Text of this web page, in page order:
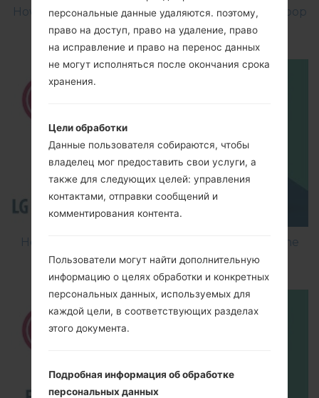
How to Factory Reset through menu on LG Joypop
KH3900?
How to Flash Stock Firmware on LG Smartphone
using LG Flash Tool 2014?
персональные данные удаляются. поэтому,
право на доступ, право на удаление, право
на исправление и право на перенос данных
не могут исполняться после окончания срока
хранения.
Цели обработки
Данные пользователя собираются, чтобы
владелец мог предоставить свои услуги, а
также для следующих целей: управления
контактами, отправки сообщений и
комментирования контента.
Пользователи могут найти дополнительную
информацию о целях обработки и конкретных
персональных данных, используемых для
каждой цели, в соответствующих разделах
этого документа.
Подробная информация об обработке
персональных данных